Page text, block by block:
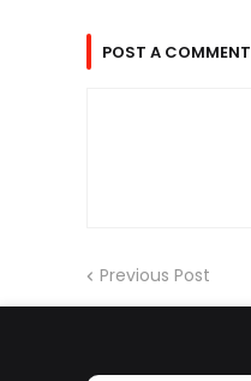
POST A COMMENT
Previous Post